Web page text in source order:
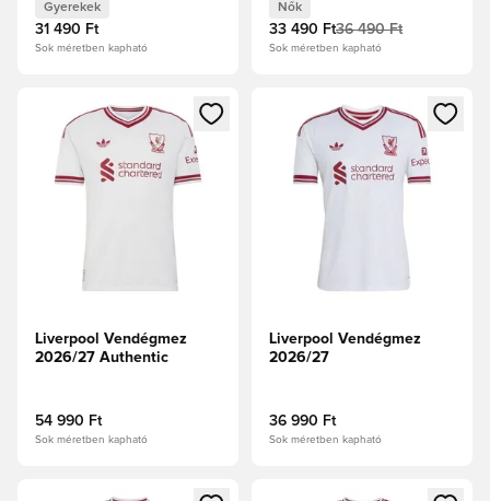
Gyerekek
31 490 Ft
Sok méretben kapható
Nők
33 490 Ft36 490 Ft
Sok méretben kapható
Megnyit egy modált a bejelentkezéshez vagy a tagként
Liverpool Vendégmez
2026/27 Authentic
54 990 Ft
Sok méretben kapható
Megnyit egy modált a
Liverpool Vendégmez
2026/27
36 990 Ft
Sok méretben kapható